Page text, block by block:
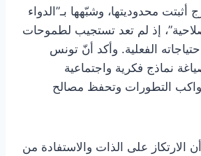
أثبتت محدوديتها، وشبّهها بـ”الدواء
إذ لم تعد تستجيب لطموحات
الفعلية. وأكد أنّ تونس
نماذج فكرية واجتماعية
التطورات وتحفظ مصالح
الارتكاز على الذات والاستفادة من